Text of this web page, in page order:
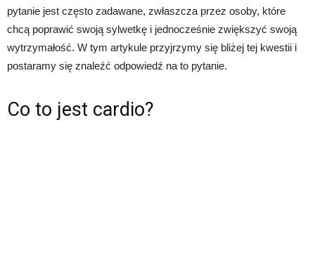
pytanie jest często zadawane, zwłaszcza przez osoby, które
chcą poprawić swoją sylwetkę i jednocześnie zwiększyć swoją
wytrzymałość. W tym artykule przyjrzymy się bliżej tej kwestii i
postaramy się znaleźć odpowiedź na to pytanie.
Co to jest cardio?